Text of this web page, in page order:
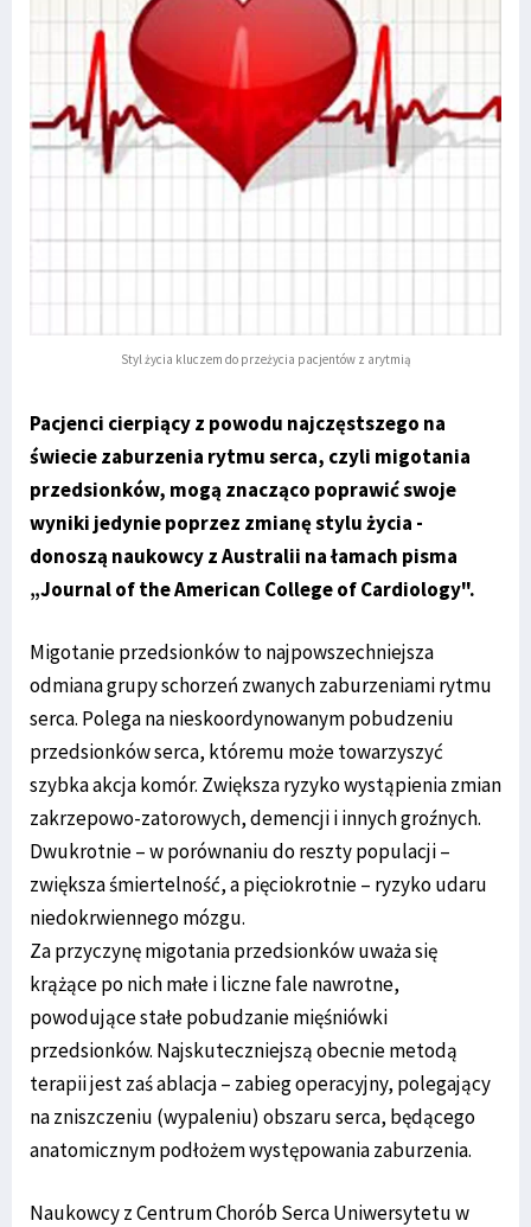
Styl życia kluczem do przeżycia pacjentów z arytmią
Pacjenci cierpiący z powodu najczęstszego na
świecie zaburzenia rytmu serca, czyli migotania
przedsionków, mogą znacząco poprawić swoje
wyniki jedynie poprzez zmianę stylu życia -
donoszą naukowcy z Australii na łamach pisma
„Journal of the American College of Cardiology".
Migotanie przedsionków to najpowszechniejsza
odmiana grupy schorzeń zwanych zaburzeniami rytmu
serca. Polega na nieskoordynowanym pobudzeniu
przedsionków serca, któremu może towarzyszyć
szybka akcja komór. Zwiększa ryzyko wystąpienia zmian
zakrzepowo-zatorowych, demencji i innych groźnych.
Dwukrotnie – w porównaniu do reszty populacji –
zwiększa śmiertelność, a pięciokrotnie – ryzyko udaru
niedokrwiennego mózgu.
Za przyczynę migotania przedsionków uważa się
krążące po nich małe i liczne fale nawrotne,
powodujące stałe pobudzanie mięśniówki
przedsionków. Najskuteczniejszą obecnie metodą
terapii jest zaś ablacja – zabieg operacyjny, polegający
na zniszczeniu (wypaleniu) obszaru serca, będącego
anatomicznym podłożem występowania zaburzenia.
Naukowcy z Centrum Chorób Serca Uniwersytetu w